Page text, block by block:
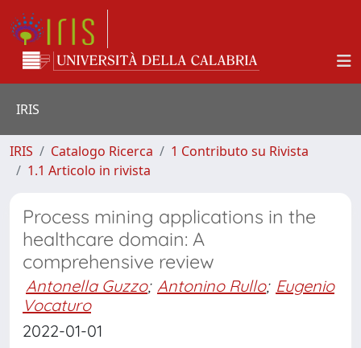
IRIS
IRIS Catalogo Ricerca
1 Contributo su Rivista
1.1 Articolo in rivista
Process mining applications in the
healthcare domain: A
comprehensive review
Antonella Guzzo; Antonino Rullo; Eugenio
Vocaturo
2022-01-01